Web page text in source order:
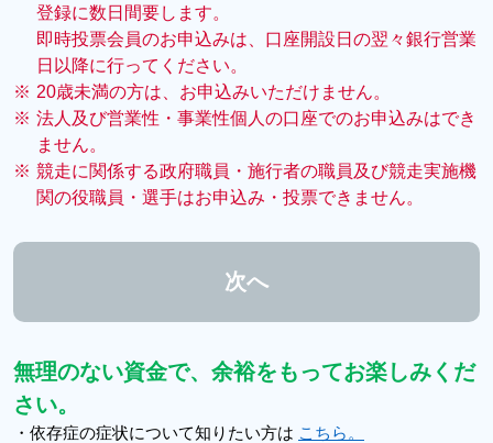
登録に数日間要します。
即時投票会員のお申込みは、口座開設日の翌々銀行営業
日以降に行ってください。
※ 20歳未満の方は、お申込みいただけません。
※ 法人及び営業性・事業性個人の口座でのお申込みはでき
ません。
※ 競走に関係する政府職員・施行者の職員及び競走実施機
関の役職員・選手はお申込み・投票できません。
無理のない資金で、余裕をもってお楽しみくだ
さい。
・依存症の症状について知りたい方は こちら。